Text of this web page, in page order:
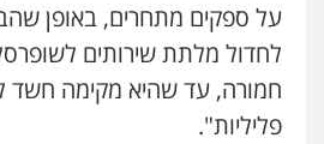
על ספקים מתחרים, באופן
לחדול מלתת שירותים
חמורה, עד שהיא מקימה חשד
פליליות".